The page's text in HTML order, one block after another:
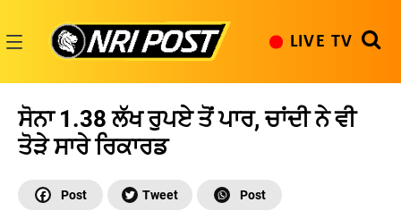
content
LIVE TV
ਸੋਨਾ 1.38 ਲੱਖ ਰੁਪਏ ਤੋਂ ਪਾਰ, ਚਾਂਦੀ ਨੇ ਵੀ
ਤੋੜੇ ਸਾਰੇ ਰਿਕਾਰਡ